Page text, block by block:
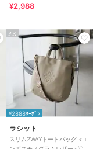
¥2,988
PR
¥2888ｸｰﾎﾟﾝ
ラシット
スリム2WAYトートバッグ <エ